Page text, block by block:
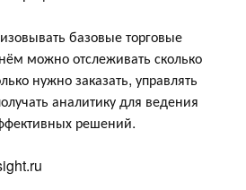
базовые торговые
можно отслеживать сколько
нужно заказать, управлять
аналитику для ведения
решений.